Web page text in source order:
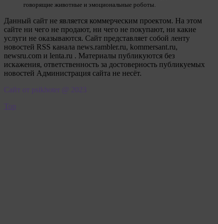
говорящие животные и эмоциональные роботы.
Данный сайт не является коммерческим проектом. На этом
сайте ни чего не продают, ни чего не покупают, ни какие
услуги не оказываются. Сайт представляет собой ленту
новостей RSS канала news.rambler.ru, kommersant.ru,
newsru.com и lenta.ru . Материалы публикуются без
искажения, ответственность за достоверность публикуемых
новостей Администрация сайта не несёт.
Сайт от psikhoter @ 2023
Top